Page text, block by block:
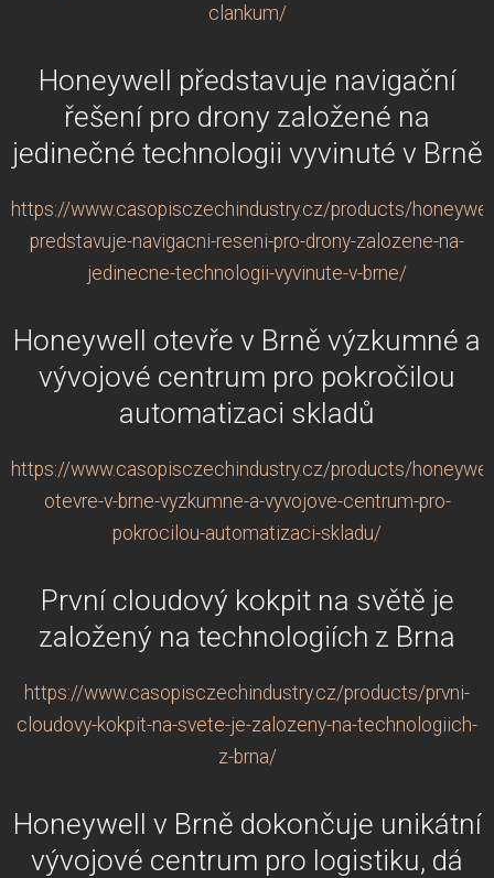
clankum/
Honeywell představuje navigační
řešení pro drony založené na
jedinečné technologii vyvinuté v Brně
https://www.casopisczechindustry.cz/products/
predstavuje-navigacni-reseni-pro-drony-zalozene-na-
jedinecne-technologii-vyvinute-v-brne/
Honeywell otevře v Brně výzkumné a
vývojové centrum pro pokročilou
automatizaci skladů
https://www.casopisczechindustry.cz/products/
otevre-v-brne-vyzkumne-a-vyvojove-centrum-pro-
pokrocilou-automatizaci-skladu/
První cloudový kokpit na světě je
založený na technologiích z Brna
https://www.casopisczechindustry.cz/products/prvni-
cloudovy-kokpit-na-svete-je-zalozeny-na-technologiich-
z-brna/
Honeywell v Brně dokončuje unikátní
vývojové centrum pro logistiku, dá